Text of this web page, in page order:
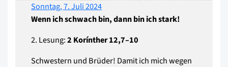
Sonntag, 7. Juli 2024
Wenn ich schwach bin, dann bin ich stark!
2. Lesung:2 Korínther 12,7–10
Schwestern und Brüder! Damit ich mich wegen